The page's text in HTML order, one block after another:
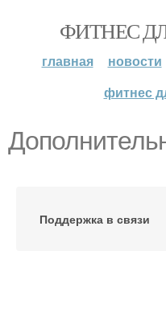
ФИТНЕС
главная новости
фитнес
Поддержка в связи